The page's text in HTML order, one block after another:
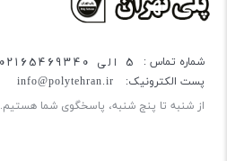
شماره تماس : 5 الی 02165469340
پست الکترونیک: info@polytehran.ir
از شنبه تا پنج شنبه، پاسخگوی شما هستیم.